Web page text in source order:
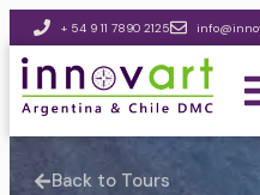
+ 54 9 11 7890 2125
Back to Tours